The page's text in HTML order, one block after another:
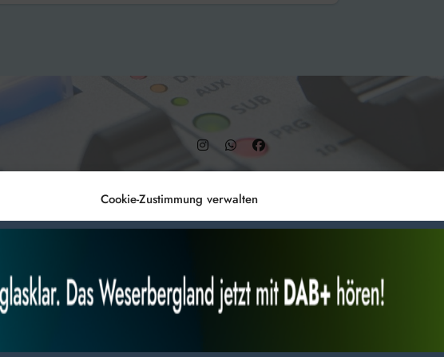
Cookie-Zustimmung verwalten
Merkmale
9C